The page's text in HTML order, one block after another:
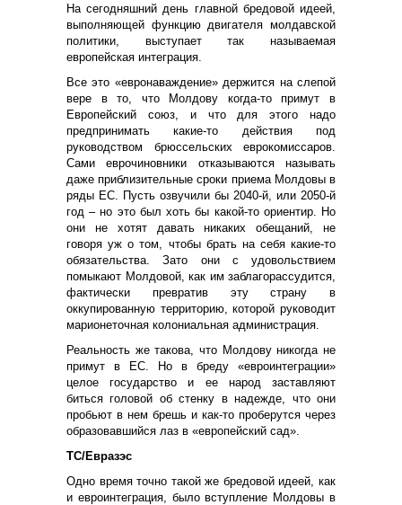
На сегодняшний день главной бредовой идеей,
выполняющей функцию двигателя молдавской
политики, выступает так называемая
европейская интеграция.
Все это «евронаваждение» держится на слепой
вере в то, что Молдову когда-то примут в
Европейский союз, и что для этого надо
предпринимать какие-то действия под
руководством брюссельских еврокомиссаров.
Сами еврочиновники отказываются называть
даже приблизительные сроки приема Молдовы в
ряды ЕС. Пусть озвучили бы 2040-й, или 2050-й
год – но это был хоть бы какой-то ориентир. Но
они не хотят давать никаких обещаний, не
говоря уж о том, чтобы брать на себя какие-то
обязательства. Зато они с удовольствием
помыкают Молдовой, как им заблагорассудится,
фактически превратив эту страну в
оккупированную территорию, которой руководит
марионеточная колониальная администрация.
Реальность же такова, что Молдову никогда не
примут в ЕС. Но в бреду «евроинтеграции»
целое государство и ее народ заставляют
биться головой об стенку в надежде, что они
пробьют в нем брешь и как-то проберутся через
образовавшийся лаз в «европейский сад».
ТС/Евразэс
Одно время точно такой же бредовой идеей, как
и евроинтеграция, было вступление Молдовы в